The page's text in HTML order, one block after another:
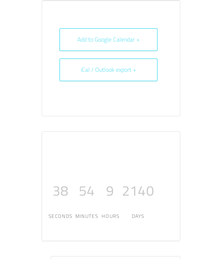
+ Add to Google Calendar
+ iCal / Outlook export
2140
DAYS
9
HOURS
54
MINUTES
38
SECONDS